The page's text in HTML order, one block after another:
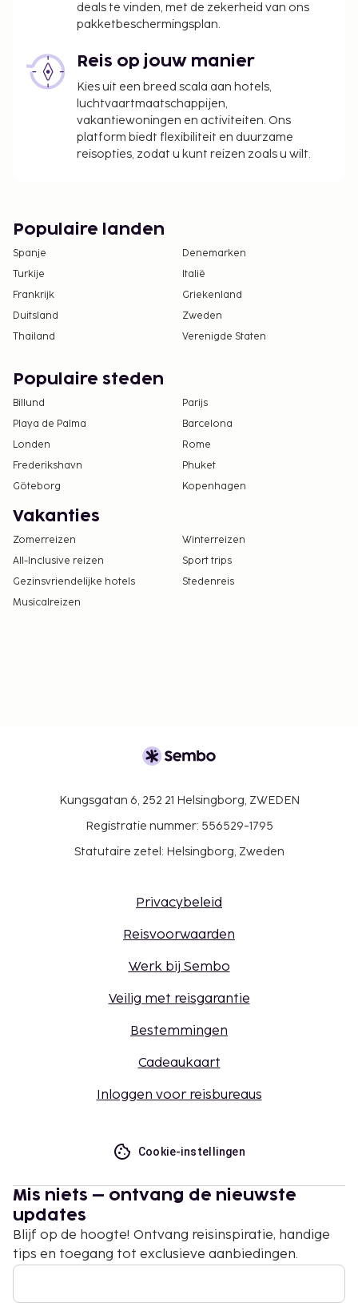
deals te vinden, met de zekerheid van ons
pakketbeschermingsplan.
Reis op jouw manier
Kies uit een breed scala aan hotels,
luchtvaartmaatschappijen,
vakantiewoningen en activiteiten. Ons
platform biedt flexibiliteit en duurzame
reisopties, zodat u kunt reizen zoals u wilt.
Populaire landen
Spanje
Denemarken
Turkije
Italië
Frankrijk
Griekenland
Duitsland
Zweden
Thailand
Verenigde Staten
Populaire steden
Billund
Parijs
Playa de Palma
Barcelona
Londen
Rome
Frederikshavn
Phuket
Göteborg
Kopenhagen
Vakanties
Zomerreizen
Winterreizen
All-Inclusive reizen
Sport trips
Gezinsvriendelijke hotels
Stedenreis
Musicalreizen
Kungsgatan 6, 252 21 Helsingborg, ZWEDEN
Registratie nummer: 556529-1795
Statutaire zetel: Helsingborg, Zweden
Privacybeleid
Reisvoorwaarden
Werk bij Sembo
Veilig met reisgarantie
Bestemmingen
Cadeaukaart
Inloggen voor reisbureaus
Cookie-instellingen
Mis niets – ontvang de nieuwste
updates
Blijf op de hoogte! Ontvang reisinspiratie, handige
tips en toegang tot exclusieve aanbiedingen.